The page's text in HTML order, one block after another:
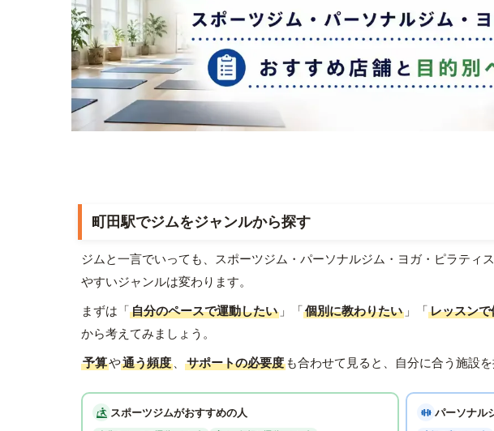
町田駅でジムをジャンルから探す
ジムと一言でいっても、スポーツジム・パーソナルジム・ヨガ・ピラティ
やすいジャンルは変わります。
まずは「自分のペースで運動したい 」「個別に教わりたい 」「レッスン
から考えてみましょう。
予算や通う頻度 、 サポートの必要度 も合わせて見ると、自分に合う施設を
スポーツジムがおすすめの人 パーソナル